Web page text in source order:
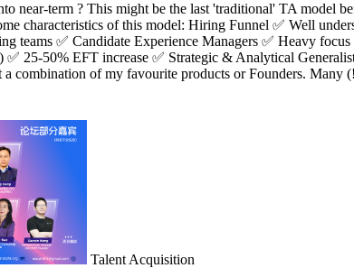
near-term ? This might be the last 'traditional' TA model
characteristics of this model: Hiring Funnel ✅ Well
teams ✅ Candidate Experience Managers ✅ Heavy
25-50% EFT increase ✅ Strategic & Analytical
combination of my favourite products or Founders. Many
Talent Acquisition